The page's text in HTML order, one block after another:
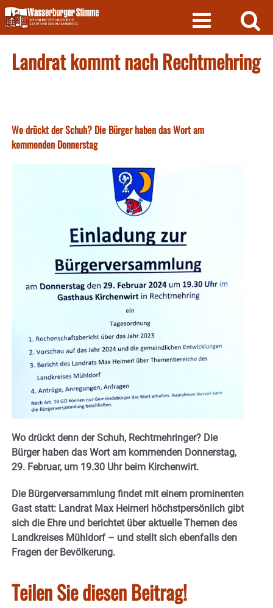
Skip
to
content
Landrat kommt nach Rechtmehring
Wo drückt der Schuh? Die Bürger haben das Wort am
kommenden Donnerstag
Wo drückt denn der Schuh, Rechtmehringer? Die
Bürger haben das Wort am kommenden Donnerstag,
29. Februar, um 19.30 Uhr beim Kirchenwirt.
Die Bürgerversammlung findet mit einem prominenten
Gast statt: Landrat Max Heimerl höchstpersönlich gibt
sich die Ehre und berichtet über aktuelle Themen des
Landkreises Mühldorf – und stellt sich ebenfalls den
Fragen der Bevölkerung.
Teilen Sie diesen Beitrag!